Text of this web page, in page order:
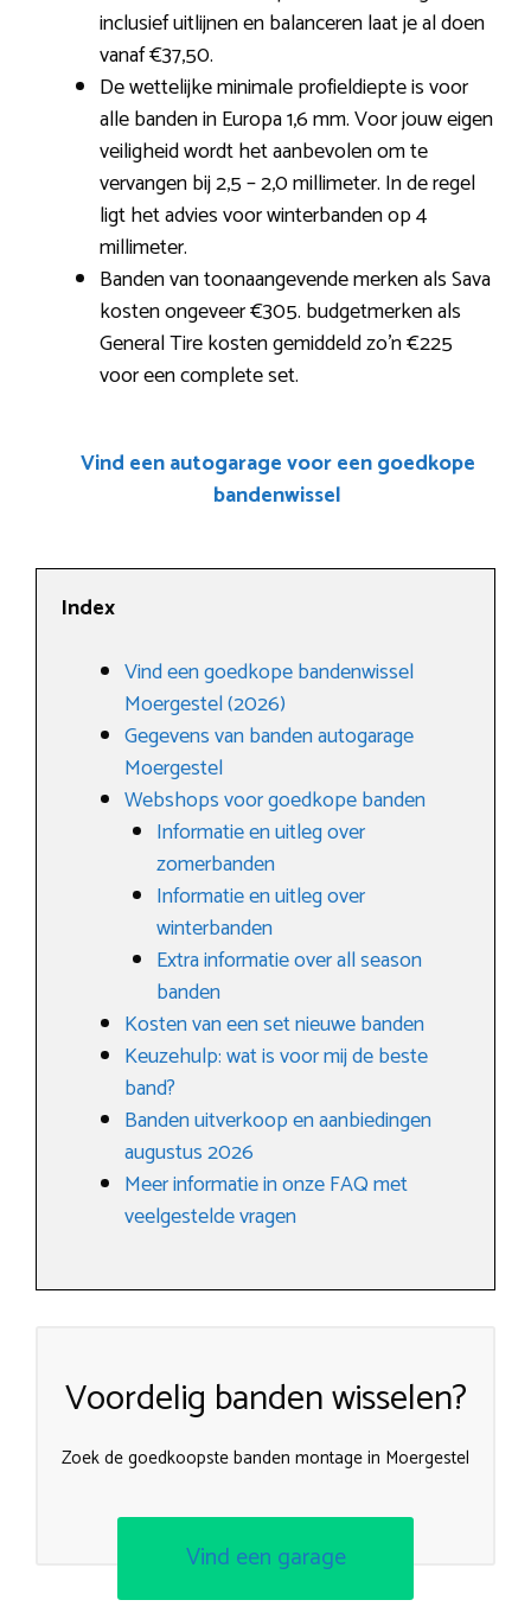
inclusief uitlijnen en balanceren laat je al doen
vanaf €37,50.
De wettelijke minimale profieldiepte is voor
alle banden in Europa 1,6 mm. Voor jouw eigen
veiligheid wordt het aanbevolen om te
vervangen bij 2,5 – 2,0 millimeter. In de regel
ligt het advies voor winterbanden op 4
millimeter.
Banden van toonaangevende merken als Sava
kosten ongeveer €305. budgetmerken als
General Tire kosten gemiddeld zo’n €225
voor een complete set.
Vind een autogarage voor een goedkope
bandenwissel
Index
Vind een goedkope bandenwissel
Moergestel (2026)
Gegevens van banden autogarage
Moergestel
Webshops voor goedkope banden
Informatie en uitleg over
zomerbanden
Informatie en uitleg over
winterbanden
Extra informatie over all season
banden
Kosten van een set nieuwe banden
Keuzehulp: wat is voor mij de beste
band?
Banden uitverkoop en aanbiedingen
augustus 2026
Meer informatie in onze FAQ met
veelgestelde vragen
Voordelig banden wisselen?
Zoek de goedkoopste banden montage in Moergestel
Vind een garage